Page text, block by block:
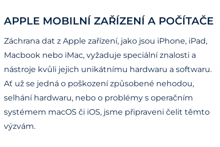
APPLE MOBILNÍ ZAŘÍZENÍ A POČÍTAČE
Záchrana dat z Apple zařízení, jako jsou iPhone, iPad,
Macbook nebo iMac, vyžaduje speciální znalosti a
nástroje kvůli jejich unikátnímu hardwaru a softwaru.
Ať už se jedná o poškození způsobené nehodou,
selhání hardwaru, nebo o problémy s operačním
systémem macOS či iOS, jsme připraveni čelit těmto
výzvám.